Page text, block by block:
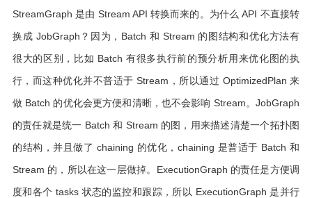
StreamGraph 是由 Stream API 转换而来的。为什么 API 不直接转
换成 JobGraph？因为，Batch 和 Stream 的图结构和优化方法有
很大的区别，比如 Batch 有很多执行前的预分析用来优化图的执
行，而这种优化并不普适于 Stream，所以通过 OptimizedPlan 来
做 Batch 的优化会更方便和清晰，也不会影响 Stream。JobGraph
的责任就是统一 Batch 和 Stream 的图，用来描述清楚一个拓扑图
的结构，并且做了 chaining 的优化，chaining 是普适于 Batch 和
Stream 的，所以在这一层做掉。ExecutionGraph 的责任是方便调
度和各个 tasks 状态的监控和跟踪，所以 ExecutionGraph 是并行